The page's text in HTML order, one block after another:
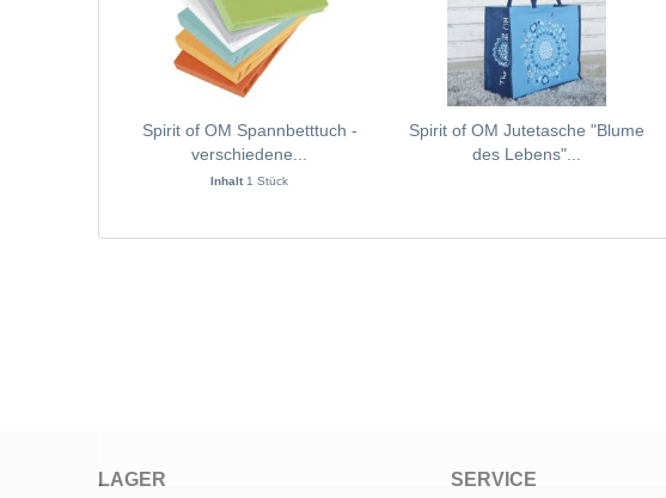
Spirit of OM Spannbetttuch -
verschiedene...
Inhalt 1 Stück
Spirit of OM Jutetasche "Blume
des Lebens"...
LAGER
SERVICE